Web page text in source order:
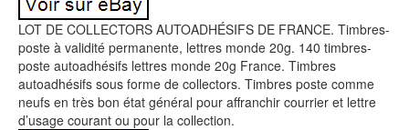
LOT DE COLLECTORS AUTOADHÉSIFS DE FRANCE. Timbres-
poste à validité permanente, lettres monde 20g. 140 timbres-
poste autoadhésifs lettres monde 20g France. Timbres
autoadhésifs sous forme de collectors. Timbres poste comme
neufs en très bon état général pour affranchir courrier et lettre
d’usage courant ou pour la collection.